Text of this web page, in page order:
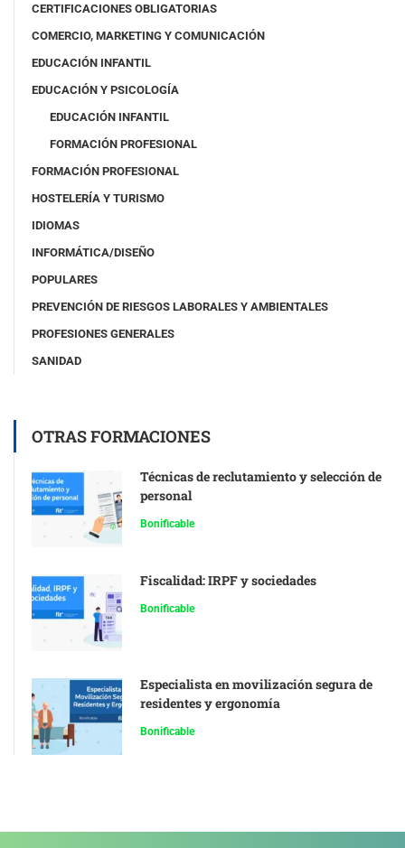
CERTIFICACIONES OBLIGATORIAS
COMERCIO, MARKETING Y COMUNICACIÓN
EDUCACIÓN INFANTIL
EDUCACIÓN Y PSICOLOGÍA
EDUCACIÓN INFANTIL
FORMACIÓN PROFESIONAL
FORMACIÓN PROFESIONAL
HOSTELERÍA Y TURISMO
IDIOMAS
INFORMÁTICA/DISEÑO
POPULARES
PREVENCIÓN DE RIESGOS LABORALES Y AMBIENTALES
PROFESIONES GENERALES
SANIDAD
OTRAS FORMACIONES
Técnicas de reclutamiento y selección de
personal
Bonificable
Fiscalidad: IRPF y sociedades
Bonificable
Especialista en movilización segura de
residentes y ergonomía
Bonificable